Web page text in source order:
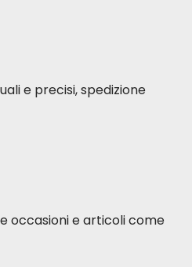
e precisi, spedizione
occasioni e articoli come